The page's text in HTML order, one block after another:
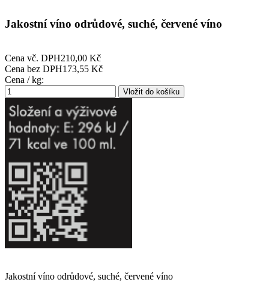
Jakostní víno odrůdové, suché, červené víno
Cena vč. DPH210,00 Kč
Cena bez DPH173,55 Kč
Cena / kg:
Jakostní víno odrůdové, suché, červené víno